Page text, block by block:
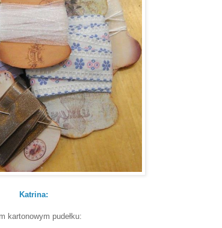
Katrina:
kartonowym pudełku: